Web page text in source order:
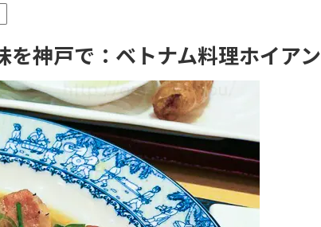
を神戸で：ベトナム料理ホイアン